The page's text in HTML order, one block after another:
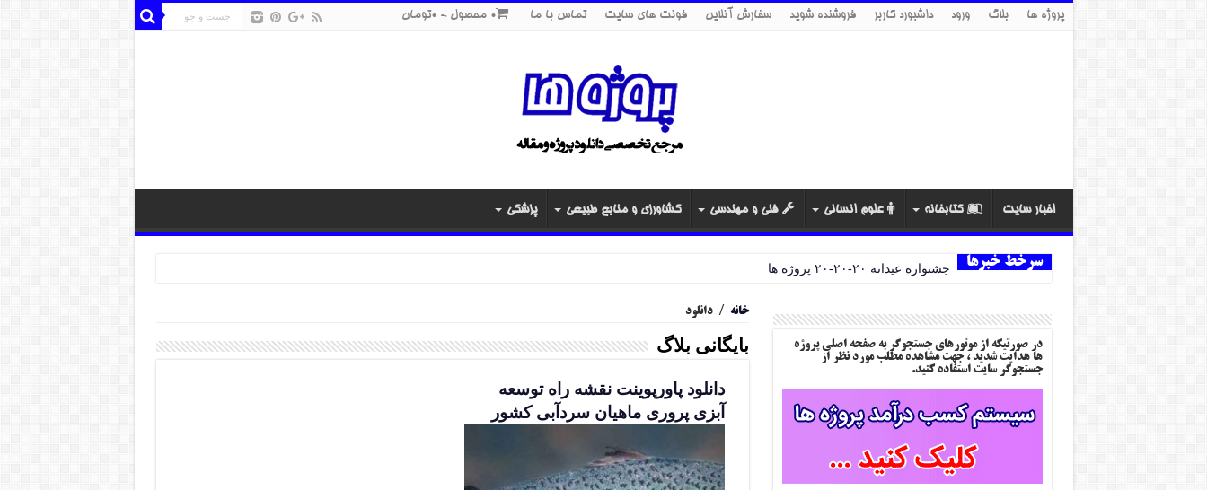
پروژه ها بلاگ ورود داشبورد کاربر فروشنده شوید سفارش آنلاین فونت های سایت تماس با ما 0 محصول 0تومان
اخبار سایت کتابخانه علوم انسانی فنی و مهندسی کشاورزی و منابع طبیعی پزشکی
سرخط خبرها جشنواره عیدانه ۲۰-۲۰-۲۰ پروژه ها
خانه / دانلود
بایگانی بلاگ
دانلود پاورپوینت نقشه راه توسعه
آبزی پروری ماهیان سردآبی کشور
در صورتیکه از موتورهای جستجوگر به صفحه اصلی پروژه
ها هدایت شدید ، جهت مشاهده مطلب مورد نظر از
جستجوگر سایت استفاده کنید.